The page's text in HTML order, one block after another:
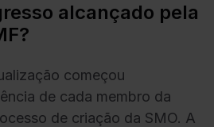
alcançado pela
começou
de cada membro da
de criação da SMO. A